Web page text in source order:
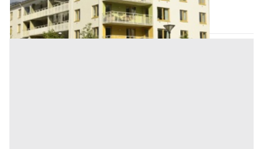
Codice asta: BN595633
Asta chiusa